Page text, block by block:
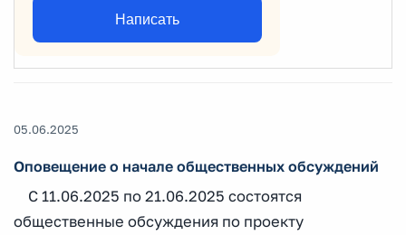
Написать
05.06.2025
Оповещение о начале общественных обсуждений
С 11.06.2025 по 21.06.2025 состоятся
общественные обсуждения по проекту